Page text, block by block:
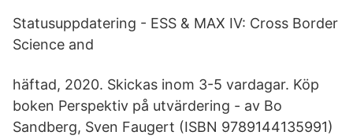
Statusuppdatering - ESS & MAX IV: Cross Border
Science and
häftad, 2020. Skickas inom 3-5 vardagar. Köp
boken Perspektiv på utvärdering - av Bo
Sandberg, Sven Faugert (ISBN 9789144135991)